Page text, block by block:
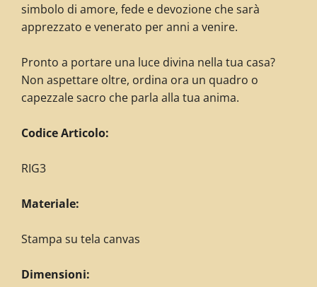
simbolo di amore, fede e devozione che sarà
apprezzato e venerato per anni a venire.
Pronto a portare una luce divina nella tua casa?
Non aspettare oltre, ordina ora un quadro o
capezzale sacro che parla alla tua anima.
Codice Articolo:
RIG3
Materiale:
Stampa su tela canvas
Dimensioni: